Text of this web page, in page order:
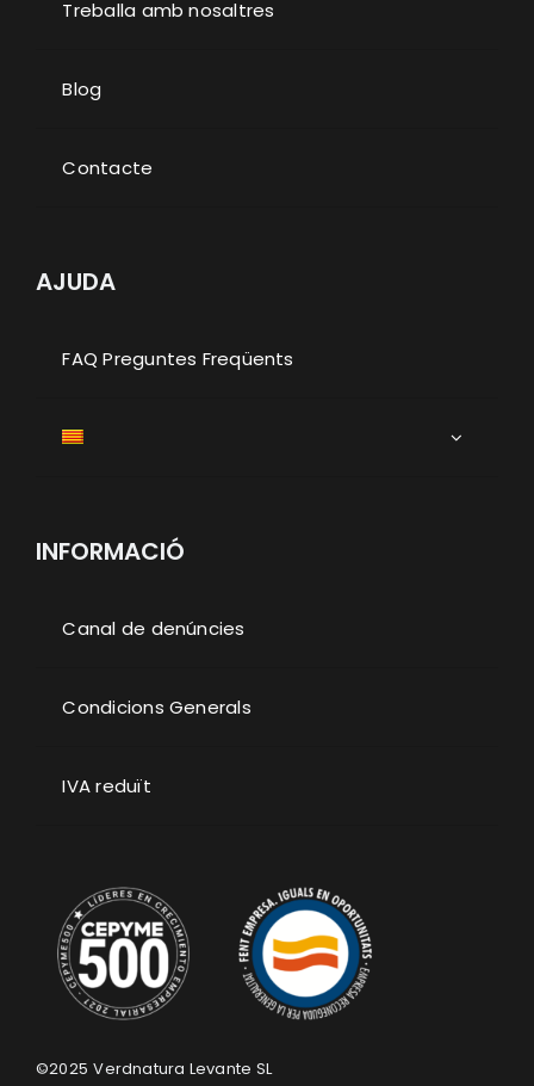
Treballa amb nosaltres
Blog
Contacte
AJUDA
FAQ Preguntes Freqüents
INFORMACIÓ
Canal de denúncies
Condicions Generals
IVA reduït
©2025 Verdnatura Levante SL